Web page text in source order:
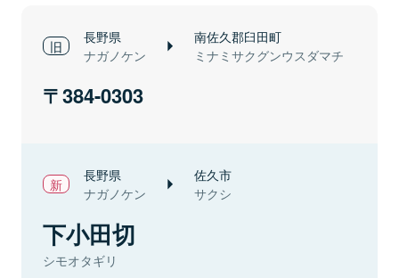
長野県
ナガノケン
南佐久郡臼田町
ミナミサクグンウスダマチ
384-0303
長野県
ナガノケン
佐久市
サクシ
下小田切
シモオタギリ